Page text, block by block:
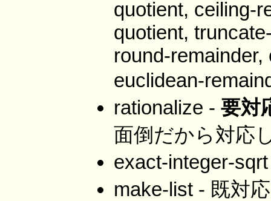
quotient, ceiling-
quotient,
round-
euclidean-
rationalize - 要対
面倒だから対応
exact-integer-
make-list - 既対応